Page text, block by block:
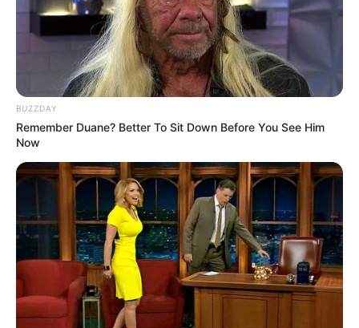
BUZZDAY
Remember Duane? Better To Sit Down Before You See Him
Now